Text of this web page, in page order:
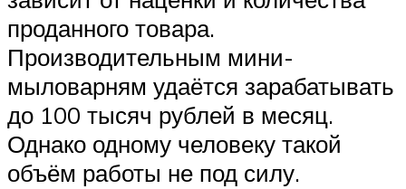
проданного товара.
Производительным мини-
мыловарням удаётся зарабатывать
до 100 тысяч рублей в месяц.
Однако одному человеку такой
объём работы не под силу.